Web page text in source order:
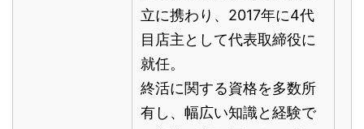
立に携わり、2017年に4代
目店主として代表取締役に
就任。
終活に関する資格を多数所
有し、幅広い知識と経験で